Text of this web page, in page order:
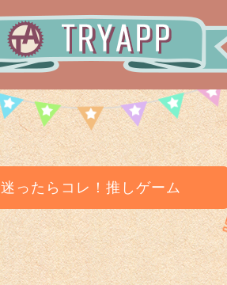
迷ったらコレ！推しゲーム